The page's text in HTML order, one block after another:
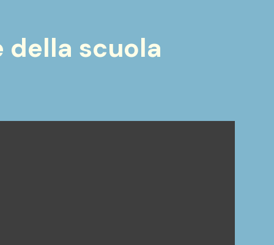
della scuola